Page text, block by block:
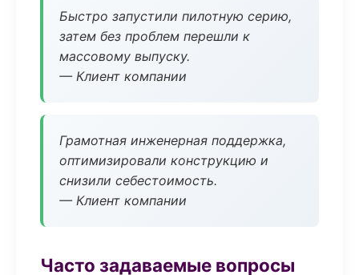
Быстро запустили пилотную серию,
затем без проблем перешли к
массовому выпуску.
— Клиент компании
Грамотная инженерная поддержка,
оптимизировали конструкцию и
снизили себестоимость.
— Клиент компании
Часто задаваемые вопросы